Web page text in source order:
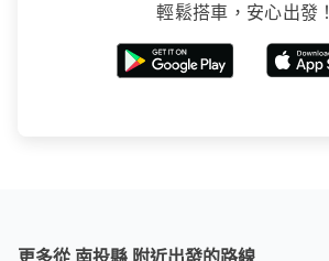
輕鬆搭車，安心出發！